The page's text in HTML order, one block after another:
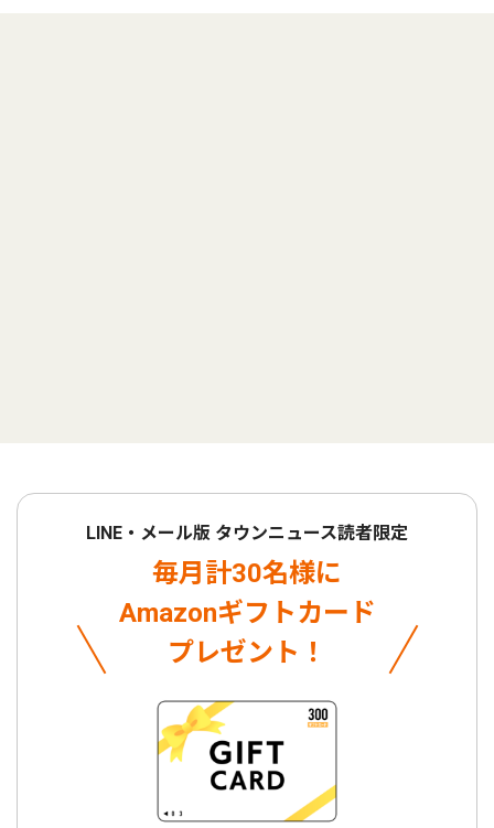
LINE・メール版 タウンニュース読者限定
毎月計30名様に
Amazonギフトカード
プレゼント！